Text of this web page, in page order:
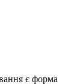
є форма